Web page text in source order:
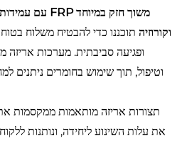
וקורוזיה תוכננו כדי להבטיח משלוח
ופגיעה סביבתית. מערכות אריזה
וטיפול, תוך שימוש בחומרים ניתנים
תצורות אריזה מותאמות ממקסמות
את עלות השינוע ליחידה, ונותנות